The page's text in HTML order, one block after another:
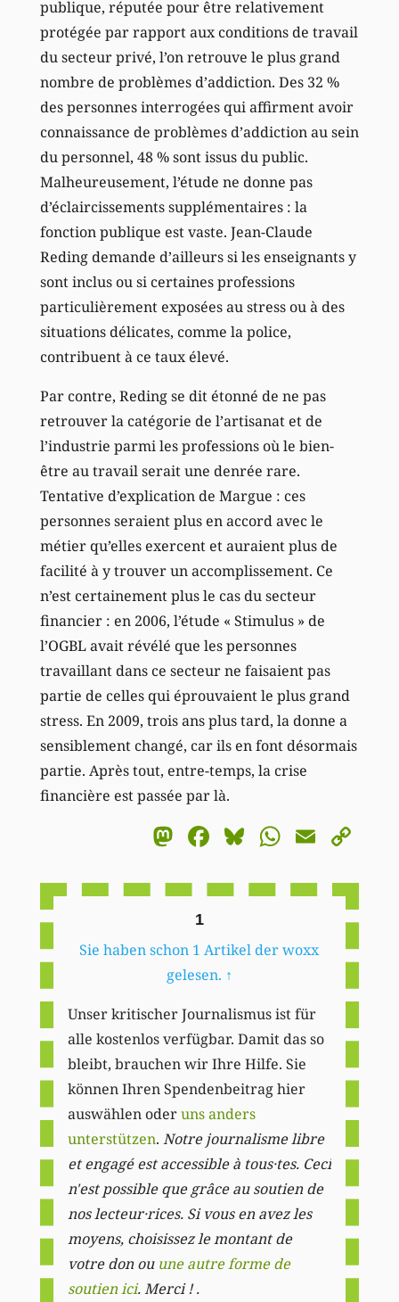
publique, réputée pour être relativement
protégée par rapport aux conditions de travail
du secteur privé, l’on retrouve le plus grand
nombre de problèmes d’addiction. Des 32 %
des personnes interrogées qui affirment avoir
connaissance de problèmes d’addiction au sein
du personnel, 48 % sont issus du public.
Malheureusement, l’étude ne donne pas
d’éclaircissements supplémentaires : la
fonction publique est vaste. Jean-Claude
Reding demande d’ailleurs si les enseignants y
sont inclus ou si certaines professions
particulièrement exposées au stress ou à des
situations délicates, comme la police,
contribuent à ce taux élevé.
Par contre, Reding se dit étonné de ne pas
retrouver la catégorie de l’artisanat et de
l’industrie parmi les professions où le bien-
être au travail serait une denrée rare.
Tentative d’explication de Margue : ces
personnes seraient plus en accord avec le
métier qu’elles exercent et auraient plus de
facilité à y trouver un accomplissement. Ce
n’est certainement plus le cas du secteur
financier : en 2006, l’étude « Stimulus » de
l’OGBL avait révélé que les personnes
travaillant dans ce secteur ne faisaient pas
partie de celles qui éprouvaient le plus grand
stress. En 2009, trois ans plus tard, la donne a
sensiblement changé, car ils en font désormais
partie. Après tout, entre-temps, la crise
financière est passée par là.
Mastodon
Facebook
BlueskyEmail
1
Sie haben schon 1 Artikel der woxx
gelesen. ↑
Unser kritischer Journalismus ist für
alle kostenlos verfügbar. Damit das so
bleibt, brauchen wir Ihre Hilfe. Sie
können Ihren Spendenbeitrag hier
auswählen oderuns anders
unterstützen. Notre journalisme libre
et engagé est accessible à tous·tes. Ceci
n'est possible que grâce au soutien de
nos lecteur·rices. Si vous en avez les
moyens, choisissez le montant de
votre don ou une autre forme de
soutien ici. Merci ! .